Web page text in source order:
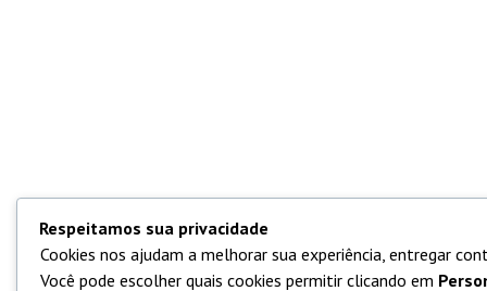
Respeitamos sua privacidade
Cookies nos ajudam a melhorar sua experiência, entregar
Você pode escolher quais cookies permitir clicando em